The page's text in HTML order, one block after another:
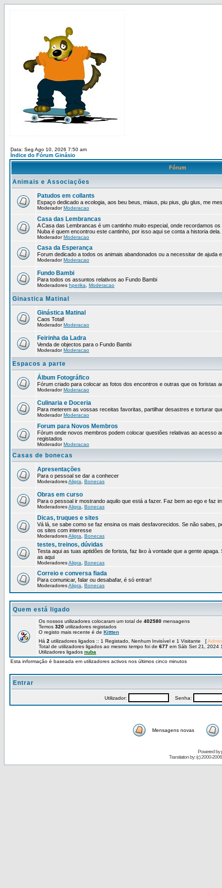
Data: Seg Ago 10, 2026 7:50 am
Índice do Fórum Ginásio
Fórum
Animais e Associações
Patudos em collants
Espaço dedicado a ecologia, aos beu beus, miaus, piu pius, glu glus, me
ModeradorModeracao
Casa das Lembrancas
A Casa das Lembrancas é um cantinho muito especial, onde recordamos
Nuba é quem encontrou este cantinho, por isso aqui se conta a historia dela.
ModeradorModeracao
Casa da Esperança
Forum dedicado a todos os animais abandonados ou a necessitar de ajuda
ModeradorModeracao
Fundo Bambi
Para todos os assuntos relativos ao Fundo Bambi
Moderadores hperika Moderacao
Ginastica Matinal
Ginástica Matinal
Caos Total!
ModeradorModeracao
Feirinha da Ladra
Venda de objectos para o Fundo Bambi
ModeradorModeracao
Espacos a parte
Álbum Fotográfico
Fórum criado para colocar as fotos dos encontros e outras que os foristas
ModeradorModeracao
Culinaria e Doceria
Para meterem as vossas receitas favoritas, partilhar desastres e torturar
ModeradorModeracao
Forum para Novos Membros
Fórum onde novos membros podem colocar questões relativas ao acesso
registados
ModeradorModeracao
Casas de bonecas
Apresentações
Para o pessoal se dar a conhecer
ModeradoresAligra Bonecas
Obras em curso
Para o pessoal ir mostrando aquilo que está a fazer. Faz bem ao ego e faz
ModeradoresAligra Bonecas
Dicas, truques e sites
Vá lá, se sabe como se faz ensina os mais desfavorecidos. Se não sabes,
os sites com interesse
ModeradoresAligra Bonecas
testes, treinos, dúvidas
Testa aqui as tuas aptidões de forista, faz lixo à vontade que a gente
as aqui
ModeradoresAligra Bonecas
Correio e conversa fiada
Para comunicar, falar ou desabafar, é só entrar!
ModeradoresAligra Bonecas
Quem está ligado
Os nossos utilizadores colocaram um total de 402580 mensagens
Temos 320 utilizadores registados
O registo mais recente é de Kittten
Há 2 utilizadores ligados :: 1 Registado, Nenhum Invisível e 1 Visitante [
Total de utilizadores ligados ao mesmo tempo foi de 677 em Sáb Set 21, 2024
Utilizadores ligados nuba
Esta informação é baseada em utilizadores activos nos últimos cinco minutos
Entrar
Utilizador: Senha:
Mensagens novas
Powered by
Translation by: (c) 2000-